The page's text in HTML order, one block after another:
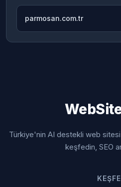
parmosan.com.tr
Türkiye'nin AI destekli web
keşfedin, SEO